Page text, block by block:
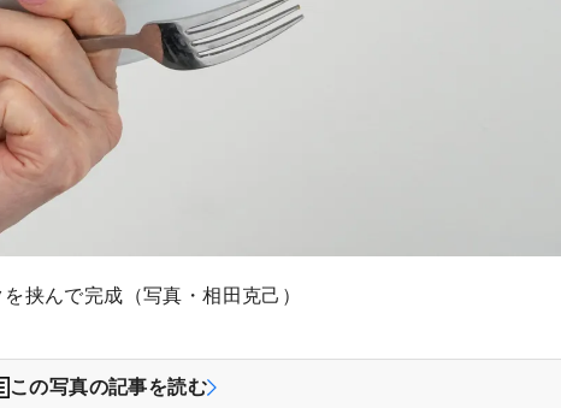
挟んで完成（写真・相田克己）
この写真の記事を読む